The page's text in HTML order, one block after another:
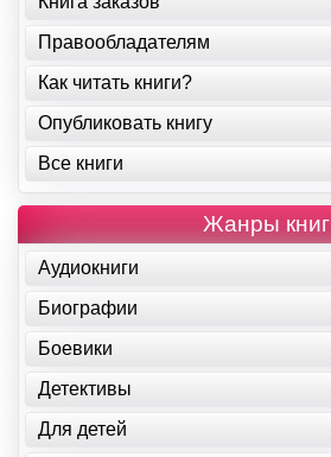
Правообладателям
Как читать книги?
Опубликовать книгу
Все книги
Жанры книг
Аудиокниги
Биографии
Боевики
Детективы
Для детей